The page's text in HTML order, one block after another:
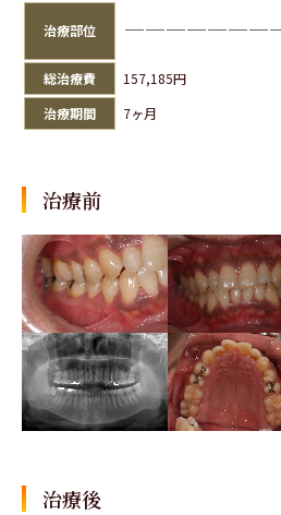
治療部位
総治療費
157,185円
治療期間
7ヶ月
治療前
治療後